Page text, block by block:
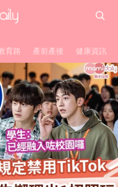
育路 產前產後 健康資訊